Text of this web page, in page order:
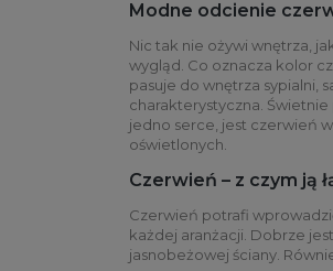
Modne odcienie
Nic tak nie ożywi wnętrza,
wygląd. Co oznacza kolor
pasuje do wnętrza sypialni,
charakterystyczna.
jedno serce, jest czerwień
oświetlonych.
Czerwień – z czym ją
Czerwień potrafi
każdej aranżacji. Dobrze
jasnobeżowej ściany.